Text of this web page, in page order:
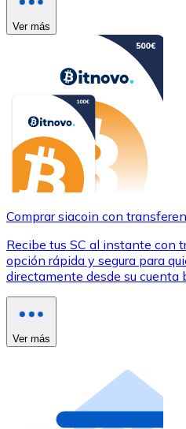
Ver más
Comprar siacoin con
Recibe tus SC al instante con
opción rápida y segura para
directamente desde su cuenta
Ver más